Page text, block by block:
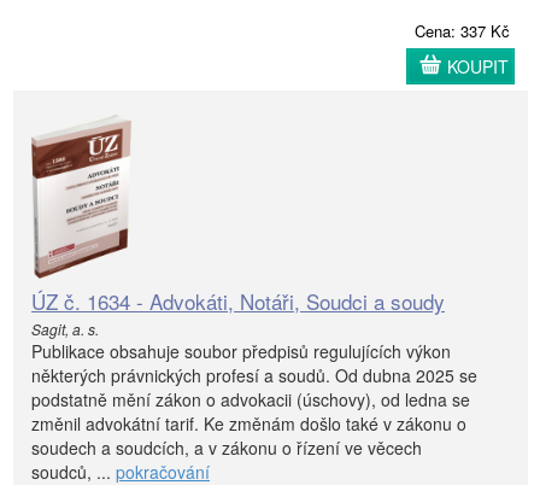
Cena: 337 Kč
KOUPIT
ÚZ č. 1634 - Advokáti, Notáři, Soudci a soudy
Sagit, a. s.
Publikace obsahuje soubor předpisů regulujících výkon
některých právnických profesí a soudů. Od dubna 2025 se
podstatně mění zákon o advokacii (úschovy), od ledna se
změnil advokátní tarif. Ke změnám došlo také v zákonu o
soudech a soudcích, a v zákonu o řízení ve věcech
soudců, ... pokračování